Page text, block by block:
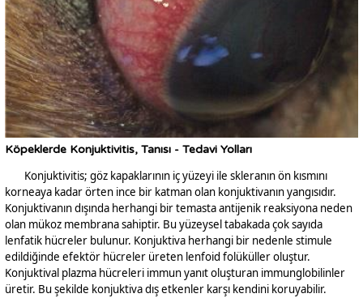
Köpeklerde Konjuktivitis, Tanısı - Tedavi Yolları
Konjuktivitis; göz kapaklarının iç yüzeyi ile skleranın ön kısmını
korneaya kadar örten ince bir katman olan konjuktivanın yangısıdır.
Konjuktivanın dışında herhangi bir temasta antijenik reaksiyona neden
olan mükoz membrana sahiptir. Bu yüzeysel tabakada çok sayıda
lenfatik hücreler bulunur. Konjuktiva herhangi bir nedenle stimule
edildiğinde efektör hücreler üreten lenfoid folüküller oluştur.
Konjuktival plazma hücreleri immun yanıt oluşturan immunglobilinler
üretir. Bu şekilde konjuktiva dış etkenler karşı kendini koruyabilir.